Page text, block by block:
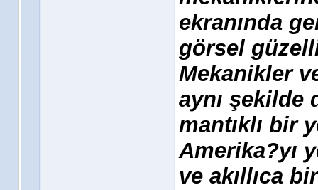
ekranında
görsel
Mekanikler
aynı şekilde
mantıklı bir
Amerika?yı
ve akıllıca